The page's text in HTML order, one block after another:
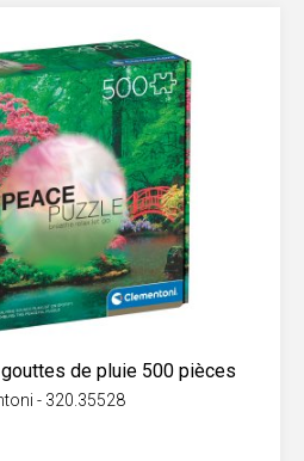
de pluie 500 pièces
- 320.35528